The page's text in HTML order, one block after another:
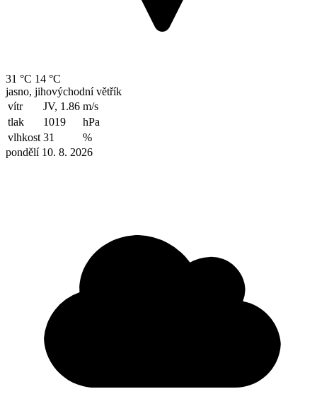
31 °C 14 °C
jasno, jihovýchodní větřík
vítr
JV, 1.86 m/s
tlak
1019
hPa
vlhkost 31
%
pondělí 10. 8. 2026